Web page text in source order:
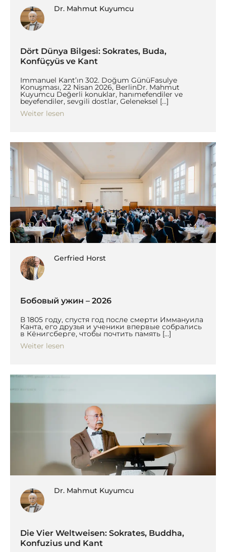
Dr. Mahmut Kuyumcu
Dört Dünya Bilgesi: Sokrates, Buda,
Konfüçyüs ve Kant
Immanuel Kant’ın 302. Doğum GünüFasulye
Konuşması, 22 Nisan 2026, BerlinDr. Mahmut
Kuyumcu Değerli konuklar, hanımefendiler ve
beyefendiler, sevgili dostlar, Geleneksel […]
Weiter lesen
Gerfried Horst
Бобовый ужин – 2026
В 1805 году, спустя год после смерти Иммануила
Канта, его друзья и ученики впервые собрались
в Кёнигсберге, чтобы почтить память […]
Weiter lesen
Dr. Mahmut Kuyumcu
Die Vier Weltweisen: Sokrates, Buddha,
Konfuzius und Kant